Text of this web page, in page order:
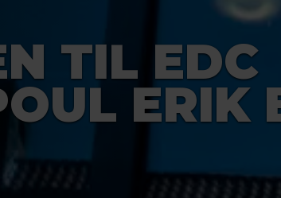
TIL EDC
ERIK